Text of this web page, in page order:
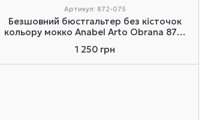
Артикул: 872-075
Безшовний бюстгальтер без кісточок
кольору мокко Anabel Arto Obrana 872-
1 250 грн